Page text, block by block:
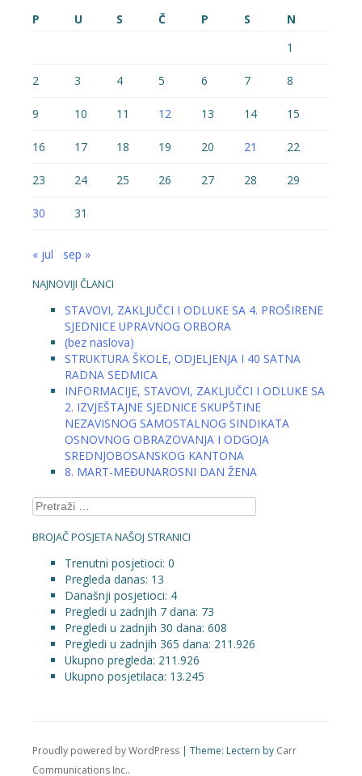
P U S Č P S
N
1
2 3 4 5 6 7 8
9 10 11 12 13 14 15
16 17 18 19 20 21 22
23 24 25 26 27 28 29
30 31
« jul sep »
NAJNOVIJI ČLANCI
STAVOVI, ZAKLJUČCI I ODLUKE SA 4. PROŠIRENE
SJEDNICE UPRAVNOG ORBORA
(bez naslova)
STRUKTURA ŠKOLE, ODJELJENJA I 40 SATNA
RADNA SEDMICA
INFORMACIJE, STAVOVI, ZAKLJUČCI I ODLUKE SA
2. IZVJEŠTAJNE SJEDNICE SKUPŠTINE
NEZAVISNOG SAMOSTALNOG SINDIKATA
OSNOVNOG OBRAZOVANJA I ODGOJA
SREDNJOBOSANSKOG KANTONA
8. MART-MEĐUNAROSNI DAN ŽENA
Pretraga:
BROJAČ POSJETA NAŠOJ STRANICI
Trenutni posjetioci: 0
Pregleda danas: 13
Današnji posjetioci: 4
Pregledi u zadnjih 7 dana: 73
Pregledi u zadnjih 30 dana: 608
Pregledi u zadnjih 365 dana: 211.926
Ukupno pregleda: 211.926
Ukupno posjetilaca: 13.245
Proudly powered by WordPress | Theme: Lectern by Carr
Communications Inc..